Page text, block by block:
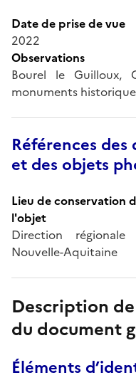
Date de prise de vue
2022
Observations
Bourel le Guilloux,
monuments
Références
et des objets
Lieu de conservation
l'objet
Direction
Nouvelle-Aquitaine
Description
du document
Éléments